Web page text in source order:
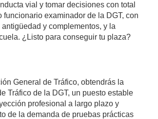
vial y tomar decisiones con total
examinador de la DGT, con
y complementos, y la
¿Listo para conseguir tu plaza?
General de Tráfico, obtendrás la
Tráfico de la DGT, un puesto estable
profesional a largo plazo y
de la demanda de pruebas prácticas